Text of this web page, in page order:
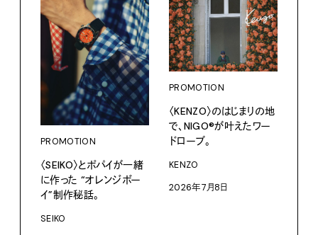
PROMOTION
〈SEIKO〉とポパイが一緒
に作った “オレンジボー
イ”制作秘話。
SEIKO
PROMOTION
〈KENZO〉のはじまりの地
で、NIGO®が叶えたワー
ドローブ。
KENZO
2026年7月8日